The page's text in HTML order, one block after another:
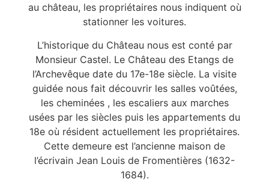
au château, les propriétaires nous indiquent où
stationner les voitures.
L’historique du Château nous est conté par
Monsieur Castel. Le Château des Etangs de
l’Archevêque date du 17e-18e siècle. La visite
guidée nous fait découvrir les salles voûtées,
les cheminées , les escaliers aux marches
usées par les siècles puis les appartements du
18e où résident actuellement les propriétaires.
Cette demeure est l’ancienne maison de
l’écrivain Jean Louis de Fromentières (1632-
1684).